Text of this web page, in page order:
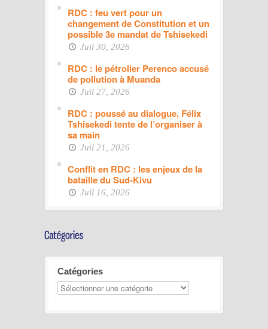
RDC : feu vert pour un
changement de Constitution et un
possible 3e mandat de Tshisekedi
Juil 30, 2026
RDC : le pétrolier Perenco accusé
de pollution à Muanda
Juil 27, 2026
RDC : poussé au dialogue, Félix
Tshisekedi tente de l’organiser à
sa main
Juil 21, 2026
Conflit en RDC : les enjeux de la
bataille du Sud-Kivu
Juil 16, 2026
Catégories